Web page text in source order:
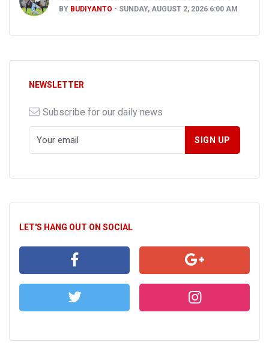
BY BUDIYANTO SUNDAY, AUGUST 2, 2026 6:00 AM
NEWSLETTER
Subscribe for our daily news
LET'S HANG OUT ON SOCIAL